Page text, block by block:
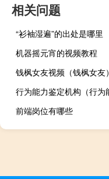
相关问题
“衫袖湿遍”的出处是哪里
机器摇元宵的视频教程
钱枫女友视频（钱枫女友）
前端岗位有哪些